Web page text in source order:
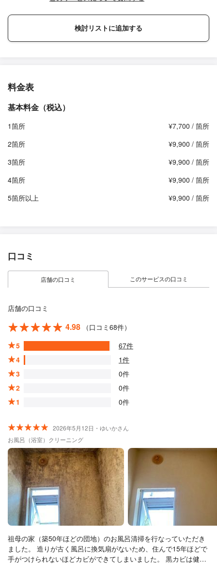
検討リストに追加する
料金表
基本料金（税込）
1箇所
¥7,700 / 箇所
2箇所
¥9,900 / 箇所
3箇所
¥9,900 / 箇所
4箇所
¥9,900 / 箇所
5箇所以上
¥9,900 / 箇所
口コミ
店舗の口コミ このサービスの口コミ
店舗の口コミ
4.98
（口コミ68件）
5
67件
4
1件
3
0件
2
0件
1
0件
2026年5月12日・ゆいかさん
お風呂（浴室）クリーニング
祖母の家（築50年ほどの団地）のお風呂清掃を行なっていただき
ました。 造りが古く風呂に換気扇がないため、住んで15年ほどで
手がつけられないほどカビができてしまいました。 黒カビは健康